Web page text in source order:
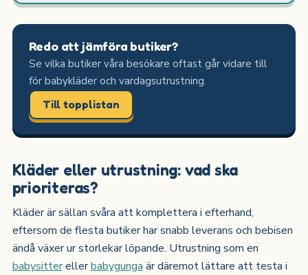
Redo att jämföra butiker?
Se vilka butiker våra besökare oftast går vidare till
för babykläder och vardagsutrustning.
Till topplistan
Kläder eller utrustning: vad ska
prioriteras?
Kläder är sällan svåra att komplettera i efterhand,
eftersom de flesta butiker har snabb leverans och bebisen
ändå växer ur storlekar löpande. Utrustning som en
babysitterellerbabygunga är däremot lättare att testa i